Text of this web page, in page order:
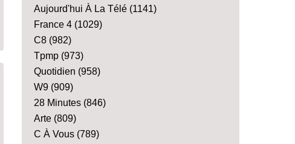
Aujourd'hui À La Télé (1141)
France 4 (1029)
C8 (982)
Tpmp (973)
Quotidien (958)
W9 (909)
28 Minutes (846)
Arte (809)
C À Vous (789)